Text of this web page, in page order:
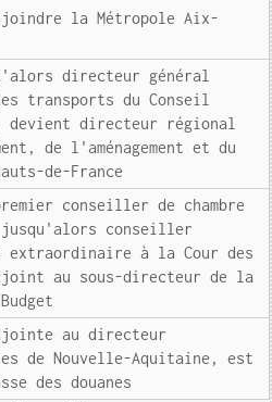
la Métropole Aix-
directeur général
transports du Conseil
devient directeur régional
de l'aménagement et du
de-France
conseiller de chambre
jusqu'alors conseiller
extraordinaire à la Cour des
au sous-directeur de la
au directeur
de Nouvelle-Aquitaine, est
des douanes